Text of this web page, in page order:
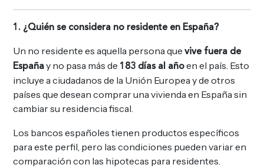
1. ¿Quién se considera no residente en España?
Un no residente es aquella persona quevive fuera de
Españay no pasa más de 183 días al añoen el país. Esto
incluye a ciudadanos de la Unión Europea y de otros
países que desean comprar una vivienda en España sin
cambiar su residencia fiscal.
Los bancos españoles tienen productos específicos
para este perfil, pero las condiciones pueden variar en
comparación con las hipotecas para residentes.